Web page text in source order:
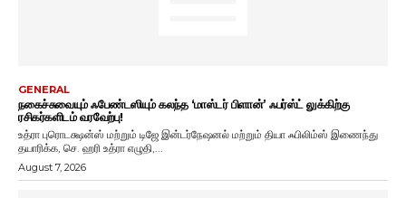
GENERAL
நகைச்சுவையும் ஃபேண்டஸியும் கலந்த ‘மாஸ்டர் பிளான்’ ஃபர்ஸ்ட் லுக்கிற்கு
ரசிகர்களிடம் வரவேற்பு!
உத்ரா புரொடக்ஷன்ஸ் மற்றும் டிஜே இன்டர்நேஷனல் மற்றும் தியா ஃபிலிம்ஸ் இணைந்து
தயாரிக்க, செ. ஹரி உத்ரா எழுதி,...
August 7, 2026